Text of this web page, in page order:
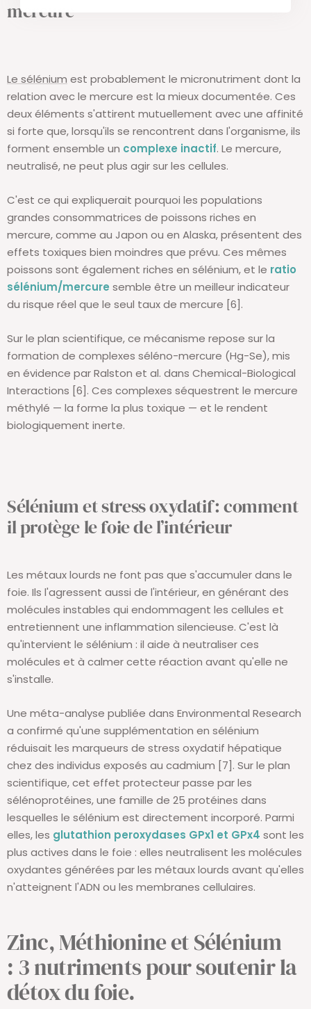
mercure
Le sélénium est probablement le micronutriment dont la
relation avec le mercure est la mieux documentée. Ces
deux éléments s'attirent mutuellement avec une affinité
si forte que, lorsqu'ils se rencontrent dans l'organisme, ils
forment ensemble un complexe inactif. Le mercure,
neutralisé, ne peut plus agir sur les cellules.
C'est ce qui expliquerait pourquoi les populations
grandes consommatrices de poissons riches en
mercure, comme au Japon ou en Alaska, présentent des
effets toxiques bien moindres que prévu. Ces mêmes
poissons sont également riches en sélénium, et le ratio
sélénium/mercure semble être un meilleur indicateur
du risque réel que le seul taux de mercure [6].
Sur le plan scientifique, ce mécanisme repose sur la
formation de complexes séléno-mercure (Hg-Se), mis
en évidence par Ralston et al. dans Chemical-Biological
Interactions [6]. Ces complexes séquestrent le mercure
méthylé — la forme la plus toxique — et le rendent
biologiquement inerte.
Sélénium et stress oxydatif : comment
il protège le foie de l’intérieur
Les métaux lourds ne font pas que s'accumuler dans le
foie. Ils l'agressent aussi de l'intérieur, en générant des
molécules instables qui endommagent les cellules et
entretiennent une inflammation silencieuse. C'est là
qu'intervient le sélénium : il aide à neutraliser ces
molécules et à calmer cette réaction avant qu'elle ne
s'installe.
Une méta-analyse publiée dans Environmental Research
a confirmé qu'une supplémentation en sélénium
réduisait les marqueurs de stress oxydatif hépatique
chez des individus exposés au cadmium [7]. Sur le plan
scientifique, cet effet protecteur passe par les
sélénoprotéines, une famille de 25 protéines dans
lesquelles le sélénium est directement incorporé. Parmi
elles, les glutathion peroxydases GPx1 et GPx4 sont les
plus actives dans le foie : elles neutralisent les molécules
oxydantes générées par les métaux lourds avant qu'elles
n'atteignent l'ADN ou les membranes cellulaires.
Zinc,MéthionineetSélénium
: 3 nutrimentspour soutenir la
détox du foie.